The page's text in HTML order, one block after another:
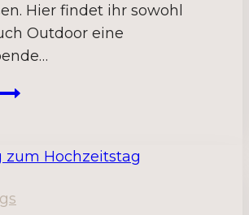
Hier findet ihr sowohl
Outdoor eine